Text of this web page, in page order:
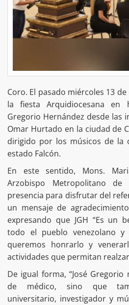
Coro. El pasado miércoles 13
la fiesta Arquidiocesana en
Gregorio Hernández desde las
Omar Hurtado en la ciudad de
dirigido por los músicos de la
estado Falcón.
En este sentido, Mons.
Arzobispo Metropolitano
presencia para disfrutar del
un mensaje de
expresando que JGH “Es un
todo el pueblo venezolano
queremos honrarlo y
actividades que permitan
De igual forma, “José
de médico, sino que
universitario, investigador y